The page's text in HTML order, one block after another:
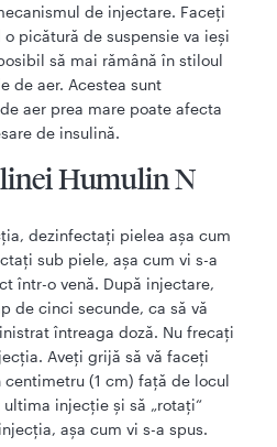
de injectare. Faceţi
picătură de suspensie va ieşi
să mai rămână în stiloul
de aer. Acestea sunt
aer prea mare poate afecta
de insulină.
Humulin N
dezinfectaţi pielea aşa cum
sub piele, aşa cum vi s-a
într-o venă. După injectare,
de cinci secunde, ca să vă
întreaga doză. Nu frecaţi
Aveţi grijă să vă faceţi
(1 cm) faţă de locul
injecţie şi să „rotaţi“
aşa cum vi s-a spus.